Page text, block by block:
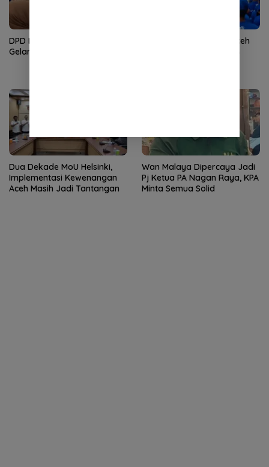
DPD Partai Demokrat Aceh
Gelar Donor Darah
DPD Partai Demokrat Aceh
Dua Dekade MoU Helsinki,
Implementasi Kewenangan
Aceh Masih Jadi Tantangan
Wan Malaya Dipercaya Jadi
Pj Ketua PA Nagan Raya, KPA
Minta Semua Solid